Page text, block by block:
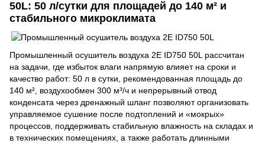
50L: 50 л/сутки для площадей до 140 м² и
стабильного микроклимата
Промышленный осушитель воздуха 2E ID750 50L рассчитан
на задачи, где избыток влаги напрямую влияет на сроки и
качество работ: 50 л в сутки, рекомендованная площадь до
140 м², воздухообмен 300 м³/ч и непрерывный отвод
конденсата через дренажный шланг позволяют организовать
управляемое сушение после подтоплений и «мокрых»
процессов, поддерживать стабильную влажность на складах и
в технических помещениях, а также работать длинными